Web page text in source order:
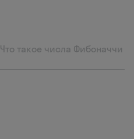
Что такое числа Фибоначчи